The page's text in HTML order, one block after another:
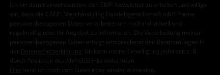
Ich bin damit einverstanden, den EMP-Newsletter zu erhalten und willige
ein, dass die E.M.P. Merchandising Handelsgesellschaft mbH meine
personenbezogenen Daten verarbeitet um mich individuell und
regelmäßig über ihr Angebot zu informieren. Die Verarbeitung meiner
personenbezogenen Daten erfolgt entsprechend den Bestimmungen in
der
Datenschutzerklärung
. Ich kann meine Einwilligung jederzeit z. B.
durch Anklicken des Abmeldelinks widerrufen.
Hier kann ich mich vom Newsletter wieder abmelden.